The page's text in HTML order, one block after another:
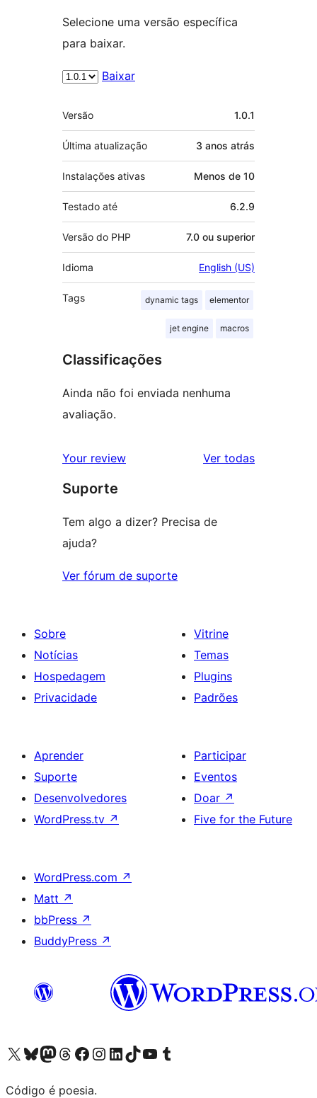
Selecione uma versão específica
para baixar.
Baixar
Meta
Versão 1.0.1
Última atualização 3 anos atrás
Instalações ativas Menos de 10
Testado até 6.2.9
Versão do PHP 7.0 ou superior
Idioma English (US)
Tags dynamic tags elementor
jet engine macros
Classificações
Ainda não foi enviada nenhuma
avaliação.
Your review Ver todasavaliações
Suporte
Tem algo a dizer? Precisa de
ajuda?
Ver fórum de suporte
Sobre
Notícias
Hospedagem
Privacidade
Vitrine
Temas
Plugins
Padrões
Aprender
Suporte
Desenvolvedores
WordPress.tv ↗
Participar
Eventos
Doar ↗
Five for the Future
WordPress.com ↗
Matt ↗
bbPress ↗
BuddyPress ↗
Acessar nossa conta do X (antigo Twitter)
Acessar nossa conta do Bluesky
Acessar nossa conta do Mastodon
Acessar nossa conta do Threads
Acessar nossa página do Facebook
Acessar nossa conta do Instagram
Acessar nossa conta do LinkedIn
Acessar nossa conta do TikTok
Acessar nosso canal do YouTube
Acessar nossa conta no Tumblr
Código é poesia.